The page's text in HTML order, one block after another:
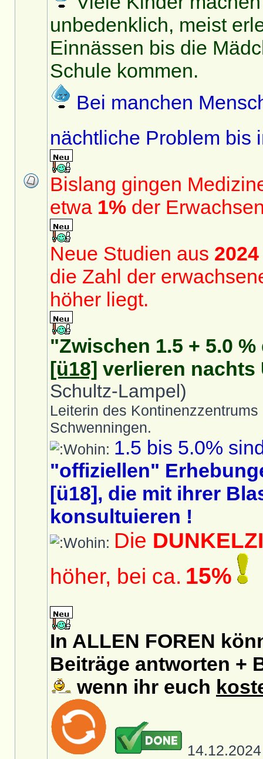
unbedenklich, meist
Einnässen bis die
Schule kommen.
Bei manchen
nächtliche Problem
Bislang gingen
etwa 1% der
Neue Studien aus 2024
die Zahl der
höher liegt.
"Zwischen 1.5 + 5.0
[ü18] verlieren nachts
Schultz-Lampel)
Leiterin des
Schwenningen.
1.5 bis 5.0%
"offiziellen"
[ü18], die mit ihrer
konsultuieren !
Die
höher, bei ca. 15%
In ALLEN FOREN
Beiträge antworten +
wenn ihr euch